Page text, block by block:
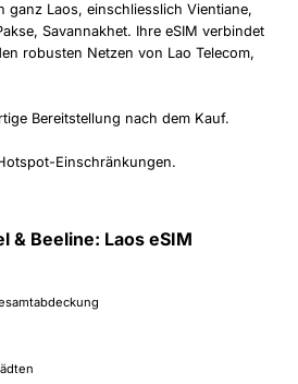
ganz Laos, einschliesslich Vientiane,
Savannakhet. Ihre eSIM verbindet
robusten Netzen von Lao Telecom,
Bereitstellung nach dem Kauf.
Einschränkungen.
& Beeline: Laos eSIM